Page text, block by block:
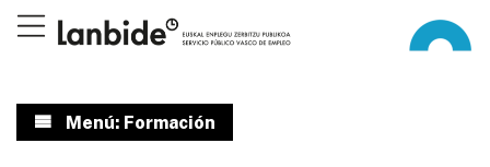
Menú: Formación